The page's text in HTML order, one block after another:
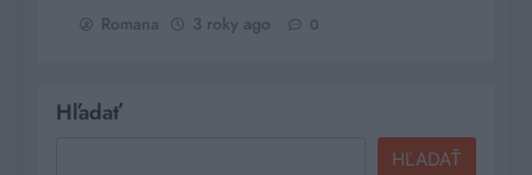
Romana 3 roky ago 0
Hľadať
HĽADAŤ